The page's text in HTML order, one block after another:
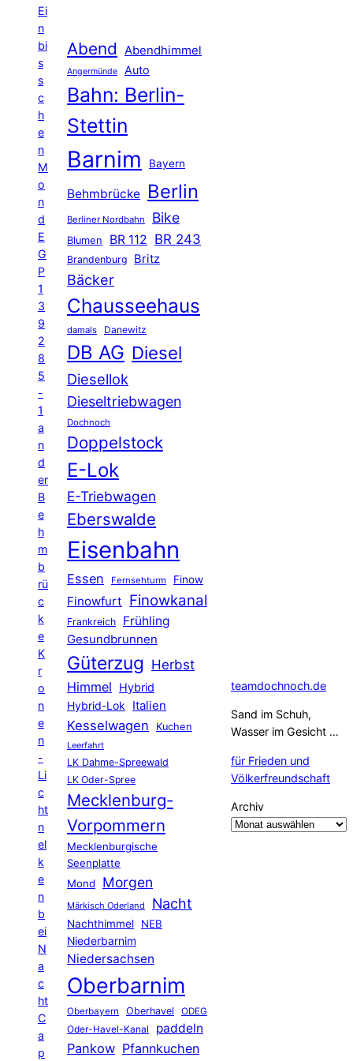
Ei
n
bi
s
s
c
h
e
n
M
o
n
d
E
G
P
1
3
9
2
8
5
-
1
a
n
d
er
B
e
h
m
b
rü
c
k
e
K
r
o
n
e
n
-
Li
c
ht
n
el
k
e
n
b
ei
N
a
c
ht
C
a
p
Abend Abendhimmel
Angermünde Auto
Bahn: Berlin-
Stettin
Barnim Bayern
Behmbrücke Berlin
Berliner Nordbahn Bike
Blumen BR 112 BR 243
Brandenburg Britz
Bäcker
Chausseehaus
damals Danewitz
DB AG Diesel
Diesellok
Dieseltriebwagen
Dochnoch
Doppelstock
E-Lok
E-Triebwagen
Eberswalde
Eisenbahn
Essen Fernsehturm Finow
Finowfurt Finowkanal
Frankreich Frühling
Gesundbrunnen
Güterzug Herbst
Himmel
Hybrid
Hybrid-Lok Italien
Kesselwagen Kuchen
Leerfahrt
LK Dahme-Spreewald
LK Oder-Spree
Mecklenburg-
Vorpommern
Mecklenburgische
Seenplatte
Mond
Morgen
Märkisch Oderland Nacht
Nachthimmel
NEB
Niederbarnim
Niedersachsen
Oberbarnim
Oberbayern Oberhavel ODEG
Oder-Havel-Kanal paddeln
Pankow Pfannkuchen
teamdochnoch.de
Sand im Schuh,
Wasser im Gesicht …
für Frieden und
Völkerfreundschaft
Archiv